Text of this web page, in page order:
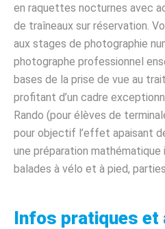
en raquettes nocturnes avec
de traîneaux sur réservation.
aux stages de photographie
photographe professionnel
bases de la prise de vue au
profitant d’un cadre
Rando (pour élèves de
pour objectif l’effet apaisant
une préparation mathématique
balades à vélo et à pied,
Infos pratiques et